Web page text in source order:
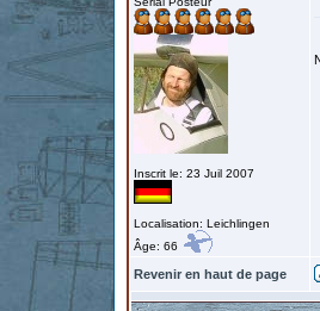
Inscrit le: 23 Juil 2007
Localisation: Leichlingen
Âge: 66
Revenir en haut de page